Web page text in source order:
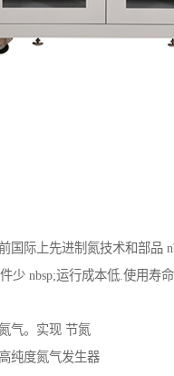
国际上先进制氮技术和部品
少 nbsp;运行成本低.使用寿
气。实现 节氮
纯度氮气发生器